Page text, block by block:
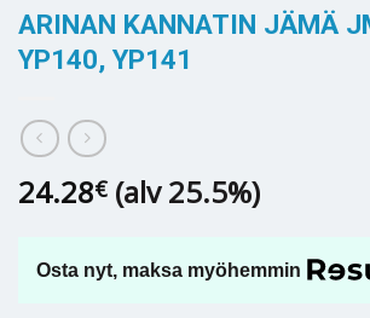
ARINAN KANNATIN JÄMÄ
YP140, YP141
24.28€ (alv 25.5%)
Osta nyt, maksa myöhemmin